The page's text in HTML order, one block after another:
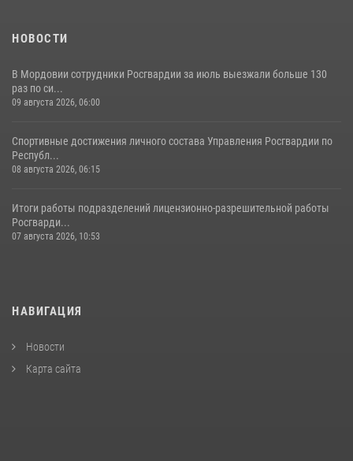
НОВОСТИ
В Мордовии сотрудники Росгвардии за июль выезжали больше 130
раз по си...
09 августа 2026, 06:00
Спортивные достижения личного состава Управления Росгвардии по
Республ...
08 августа 2026, 06:15
Итоги работы подразделений лицензионно-разрешительной работы
Росгварди...
07 августа 2026, 10:53
НАВИГАЦИЯ
Новости
Карта сайта